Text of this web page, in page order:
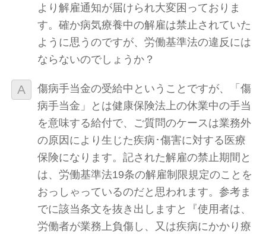
より解雇通知が届けられ大変困っておりま
す。確か病気療養中の解雇は禁止されていた
ように思うのですが、労働基準法の違反には
ならないのでしょうか？
傷病手当金の受給中ということですが、「傷
病手当金」とは健康保険法上の休業中の手当
を意味する給付で、ご質問のケースは業務外
の原因により生じた疾病･傷害に対する医療
保険になります。記された解雇の禁止期間と
は、労働基準法19条の解雇制限規定のことを
おっしゃっているのだと思われます。参考ま
でに該当条文を抜き出しますと『使用者は、
労働者が業務上負傷し、又は疾病にかかり療